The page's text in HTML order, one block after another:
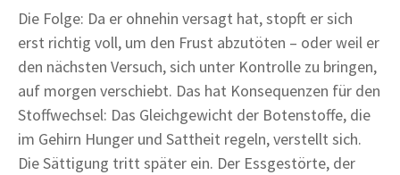
Die Folge: Da er ohnehin versagt hat, stopft er sich
erst richtig voll, um den Frust abzutöten – oder weil er
den nächsten Versuch, sich unter Kontrolle zu bringen,
auf morgen verschiebt. Das hat Konsequenzen für den
Stoffwechsel: Das Gleichgewicht der Botenstoffe, die
im Gehirn Hunger und Sattheit regeln, verstellt sich.
Die Sättigung tritt später ein. Der Essgestörte, der